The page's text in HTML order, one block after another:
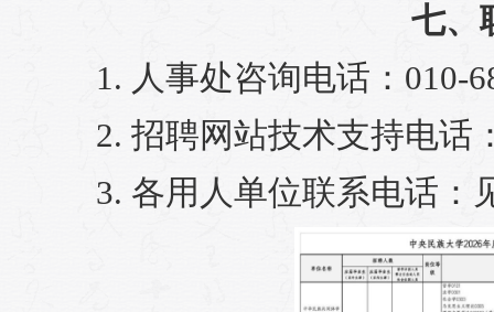
七、
1. 人事处咨询电话：010-
2. 招聘网站技术支持电话
3. 各用人单位联系电话：